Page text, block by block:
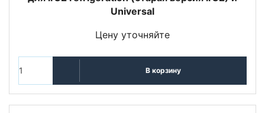
Universal
Цену уточняйте
В корзину